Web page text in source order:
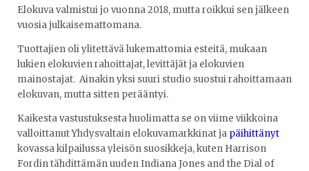
Elokuva valmistui jo vuonna 2018, mutta roikkui sen jälkeen
vuosia julkaisemattomana.
Tuottajien oli ylitettävä lukemattomia esteitä, mukaan
lukien elokuvien rahoittajat, levittäjät ja elokuvien
mainostajat. Ainakin yksi suuri studio suostui rahoittamaan
elokuvan, mutta sitten perääntyi.
Kaikesta vastustuksesta huolimatta se on viime viikkoina
valloittanut Yhdysvaltain elokuvamarkkinat ja päihittänyt
kovassa kilpailussa yleisön suosikkeja, kuten Harrison
Fordin tähdittämän uuden Indiana Jones and the Dial of